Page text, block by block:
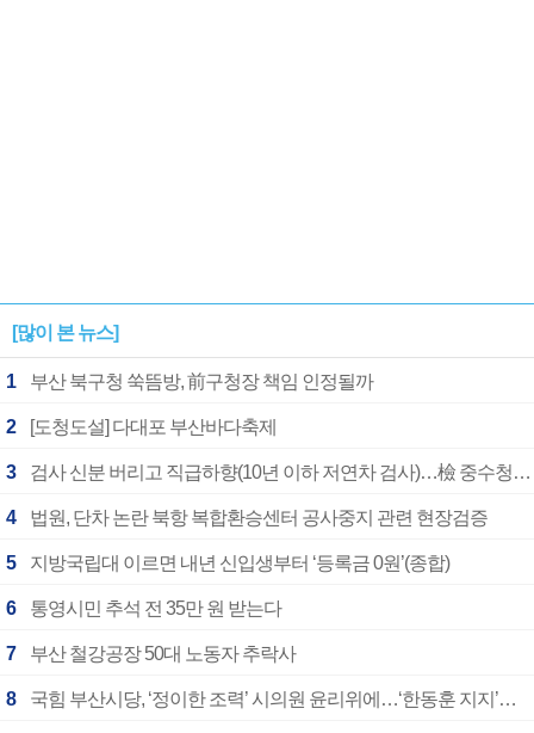
[많이 본 뉴스]
1 부산 북구청 쑥뜸방, 前구청장 책임 인정될까
2 [도청도설] 다대포 부산바다축제
3 검사 신분 버리고 직급하향(10년 이하 저연차 검사)…檢 중수청행 기피
4 법원, 단차 논란 북항 복합환승센터 공사중지 관련 현장검증
5 지방국립대 이르면 내년 신입생부터 ‘등록금 0원’(종합)
6 통영시민 추석 전 35만 원 받는다
7 부산 철강공장 50대 노동자 추락사
8 국힘 부산시당, ‘정이한 조력’ 시의원 윤리위에…‘한동훈 지지’도 신고접수